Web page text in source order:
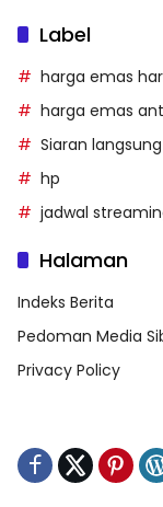
Label
harga emas
harga emas
Siaran
hp
jadwal
Halaman
Indeks Berita
Pedoman Media
Privacy Policy